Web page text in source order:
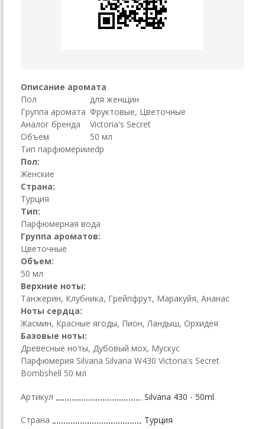
Описание аромата
Пол
для женщин
Группа аромата Фруктовые, Цветочные
Аналог бренда
Victoria's Secret
Объем
50 мл
Тип парфюмерииedp
Пол:
Женские
Страна:
Турция
Тип:
Парфюмерная вода
Группа ароматов:
Цветочные
Объем:
50 мл
Верхние ноты:
Танжерин, Клубника, Грейпфрут, Маракуйя, Ананас
Ноты сердца:
Жасмин, Красные ягоды, Пион, Ландыш, Орхидея
Базовые ноты:
Древесные ноты, Дубовый мох, Мускус
Парфюмерия Silvana Silvana W430 Victoria's Secret
Bombshell 50 мл
Артикул Silvana 430 - 50ml
Страна Турция